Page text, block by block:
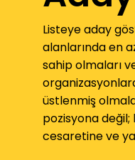
Listeye aday
alanlarında en
sahip olmaları
üstlenmiş
pozisyona
cesaretine ve